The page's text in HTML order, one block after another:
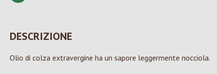
DESCRIZIONE
Olio di colza extravergine ha un sapore leggermente nocciola.